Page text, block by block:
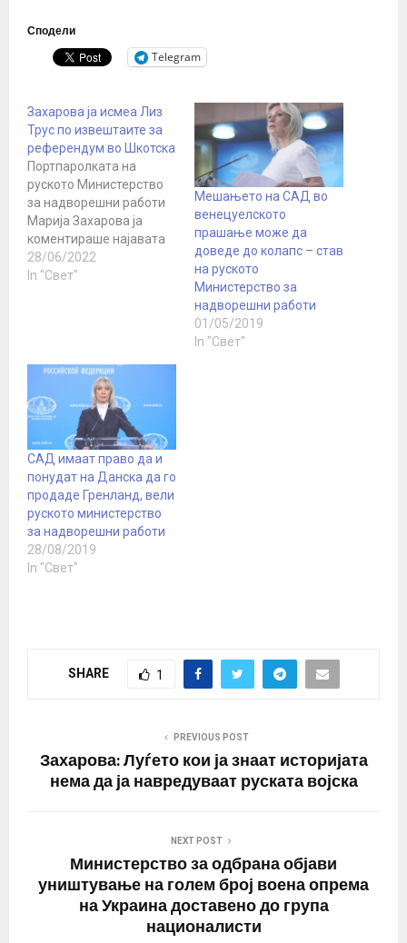
Сподели
Telegram
Захарова ја исмеа Лиз
Трус по извештаите за
референдум во Шкотска
Портпаролката на
руското Министерство
за надворешни работи
Марија Захарова ја
коментираше најавата
на шкотската прва
министерка Никол
референдум за
независност со закажан
датум на 19 октомври
2023 година. Захарова
потсети дека Лондон ја
признал независноста
на Косово без
референдум и без…
28/06/2022
In "Свет"
Мешањето на САД во
венецуелското
прашање може да
доведе до колапс – став
на руското
Министерство за
надворешни работи
01/05/2019
In "Свет"
САД имаат право да и
понудат на Данска да го
продаде Гренланд, вели
руското министерство
за надворешни работи
28/08/2019
In "Свет"
SHARE 1
PREVIOUS POST
Захарова: Луѓето кои ја знаат историјата
нема да ја навредуваат руската војска
NEXT POST
Министерство за одбрана објави
уништување на голем број воена опрема
на Украина доставено до група
националисти